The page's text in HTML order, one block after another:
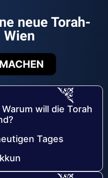
neue Torah-
Wien
will die Torah
Tages